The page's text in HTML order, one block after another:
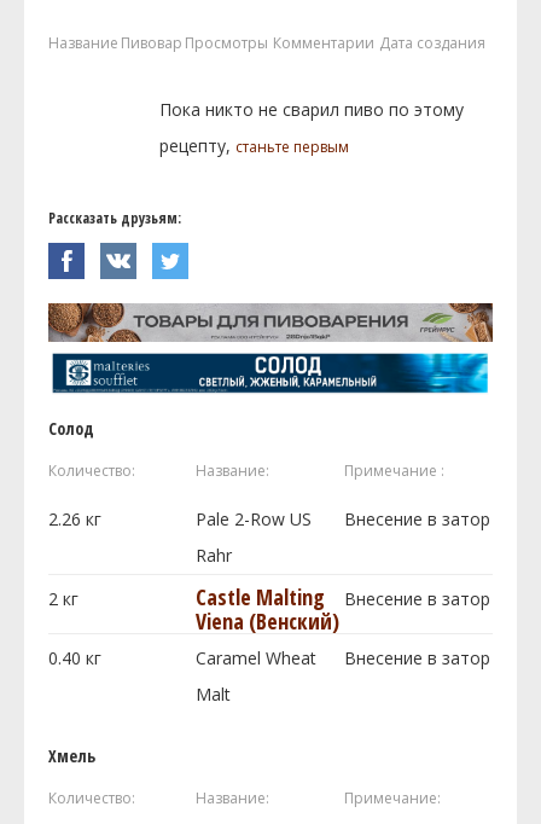
Название Пивовар Просмотры Комментарии Дата создания
Пока никто не сварил пиво по этому
рецепту, станьте первым
Рассказать друзьям:
Солод
Количество: Название: Примечание :
2.26 кг
Pale 2-Row US
Rahr
Внесение в затор
2 кг
Castle Malting
Viena (Венский)
Внесение в затор
0.40 кг
Caramel Wheat
Malt
Внесение в затор
Хмель
Количество: Название: Примечание: